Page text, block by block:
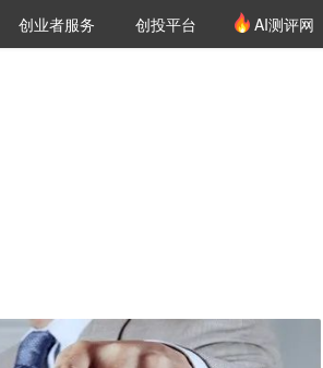
创投氪堂
创业者服务 创投平台 AI测评网